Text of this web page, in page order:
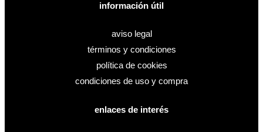
información útil
aviso legal
términos y condiciones
política de cookies
condiciones de uso y compra
enlaces de interés